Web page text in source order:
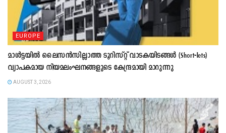
EUROPE
മാൾട്ടയിൽ ലൈസൻസില്ലാത്ത ടൂറിസ്റ്റ് വാടകയിടങ്ങൾ (Short-lets)
വ്യാപകമായ നിയമലംഘനങ്ങളുടെ കേന്ദ്രമായി മാറുന്നു
AUGUST 3, 2026